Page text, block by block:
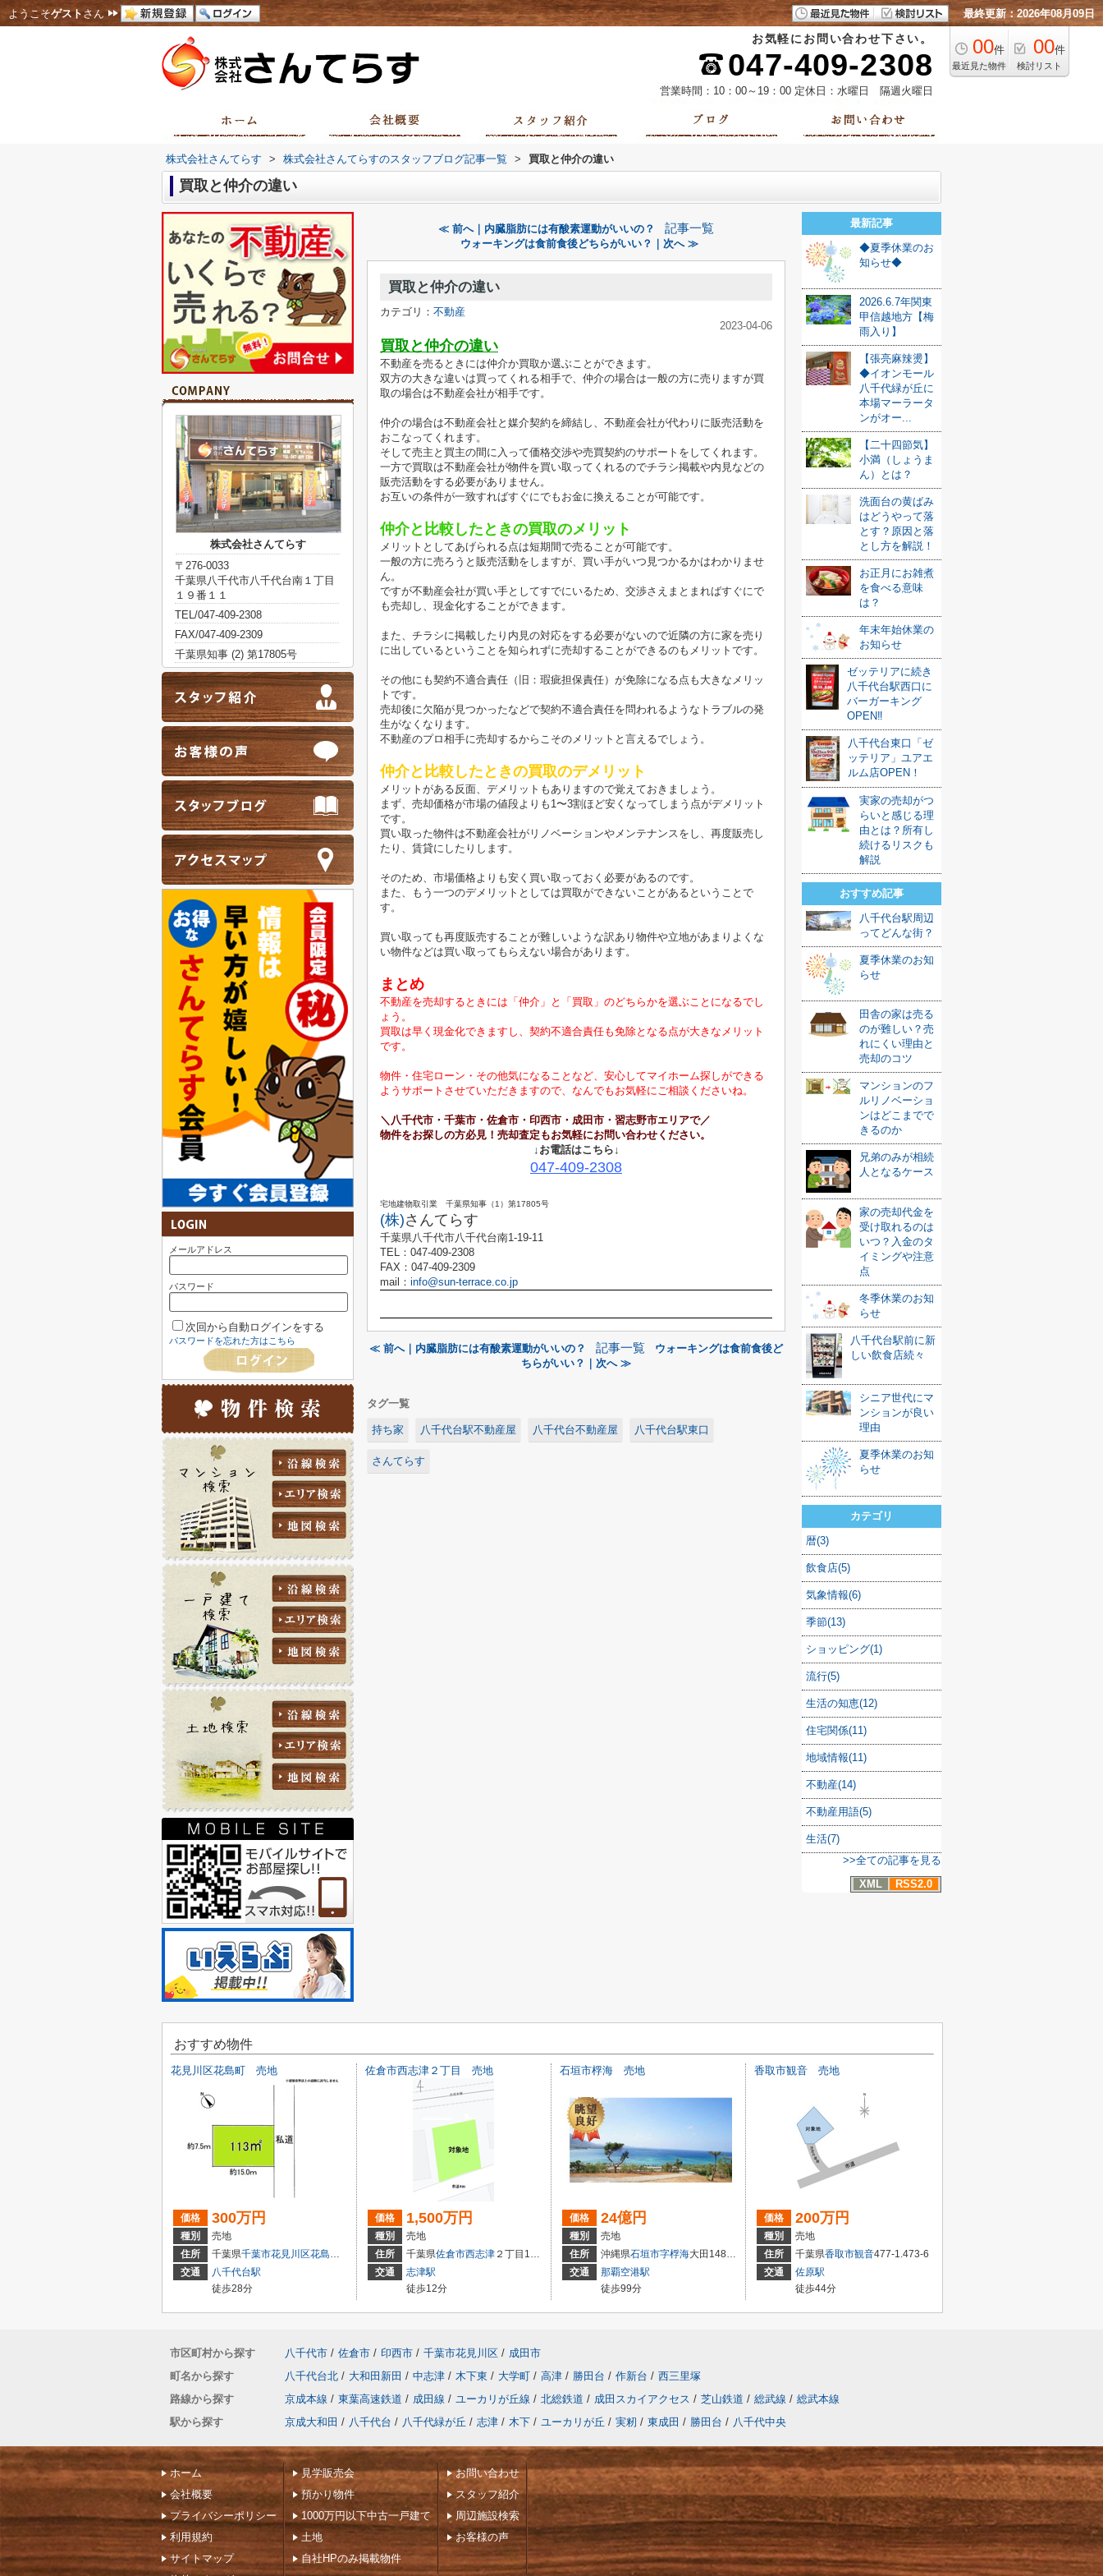
ようこそゲストさん 最終更新：2026年08月09日
お気軽にお問い合わせ下さい。
047-409-2308
営業時間：10：00～19：00 定休日：水曜日 隔週火曜日
00件
最近見た物件
00件
検討リスト
株式会社さんてらす > 株式会社さんてらすのスタッフブログ記事一覧 > 買取と仲介の違い
買取と仲介の違い
≪ 前へ｜内臓脂肪には有酸素運動がいいの？ 記事一覧
ウォーキングは食前食後どちらがいい？｜次へ ≫
買取と仲介の違い
カテゴリ： 不動産
2023-04-06
買取と仲介の違い
不動産を売るときには仲介か買取か選ぶことができます。
双方の大きな違いは買ってくれる相手で、仲介の場合は一般の方に売りますが買
取の場合は不動産会社が相手です。
仲介の場合は不動産会社と媒介契約を締結し、不動産会社が代わりに販売活動を
おこなってくれます。
そして売主と買主の間に入って価格交渉や売買契約のサポートをしてくれます。
一方で買取は不動産会社が物件を買い取ってくれるのでチラシ掲載や内見などの
販売活動をする必要がありません。
お互いの条件が一致すればすぐにでもお金に換えることが可能です。
仲介と比較したときの買取のメリット
メリットとしてあげられる点は短期間で売ることが可能です。
一般の方に売ろうと販売活動をしますが、買い手がいつ見つかるかはわかりませ
ん。
ですが不動産会社が買い手としてすでにいるため、交渉さえまとまればすぐにで
も売却し、現金化することができます。
また、チラシに掲載したり内見の対応をする必要がないので近隣の方に家を売り
に出しているということを知られずに売却することができるのもメリットです。
その他にも契約不適合責任（旧：瑕疵担保責任）が免除になる点も大きなメリッ
トです。
売却後に欠陥が見つかったなどで契約不適合責任を問われるようなトラブルの発
生がなくなります。
不動産のプロ相手に売却するからこそのメリットと言えるでしょう。
仲介と比較したときの買取のデメリット
メリットがある反面、デメリットもありますので覚えておきましょう。
まず、売却価格が市場の値段よりも1〜3割ほど安くなってしまう点がデメリット
です。
買い取った物件は不動産会社がリノベーションやメンテナンスをし、再度販売し
たり、賃貸にしたりします。
そのため、市場価格よりも安く買い取っておく必要があるのです。
また、もう一つのデメリットとしては買取ができないことがあるということで
す。
買い取っても再度販売することが難しいような訳あり物件や立地があまりよくな
い物件などは買い取ってもらえない場合があります。
まとめ
不動産を売却するときには「仲介」と「買取」のどちらかを選ぶことになるでし
ょう。
買取は早く現金化できますし、契約不適合責任も免除となる点が大きなメリット
です。
物件・住宅ローン・その他気になることなど、安心してマイホーム探しができる
ようサポートさせていただきますので、なんでもお気軽にご相談 くださいね。
＼八千代市 ・千葉市・佐倉市・印西市・成田市・習志野市エリアで／
物件をお探しの方必見！売却査定もお気軽にお問い合わせください。
↓お電話はこちら↓
047-409-2308
宅地建物取引業 千葉県知事（1）第17805号
(株)さんてらす
千葉県八千代市八千代台南1-19-11
TEL：047-409-2308
FAX：047-409-2309
mail： info@sun-terrace.co.jp
≪ 前へ｜内臓脂肪には有酸素運動がいいの？ 記事一覧
ウォーキングは食前食後ど
ちらがいい？｜次へ ≫
タグ一覧
持ち家 八千代台駅不動産屋 八千代台不動産屋 八千代台駅東口
さんてらす
最新記事
◆夏季休業のお
知らせ◆
2026.6.7年関東
甲信越地方【梅
雨入り】
【張亮麻辣燙】
◆イオンモール
八千代緑が丘に
本場マーラータ
ンがオー...
【二十四節気】
小満（しょうま
ん）とは？
洗面台の黄ばみ
はどうやって落
とす？原因と落
とし方を解説！
お正月にお雑煮
を食べる意味
は？
年末年始休業の
お知らせ
ゼッテリアに続き
八千代台駅西口に
バーガーキング
OPEN‼
八千代台東口「ゼ
ッテリア」ユアエ
ルム店OPEN！
実家の売却がつ
らいと感じる理
由とは？所有し
続けるリスクも
解説
おすすめ記事
八千代台駅周辺
ってどんな街？
夏季休業のお知
らせ
田舎の家は売る
のが難しい？売
れにくい理由と
売却のコツ
マンションのフ
ルリノベーショ
ンはどこまでで
きるのか
兄弟のみが相続
人となるケース
家の売却代金を
受け取れるのは
いつ？入金のタ
イミングや注意
点
冬季休業のお知
らせ
八千代台駅前に新
しい飲食店続々
シニア世代にマ
ンションが良い
理由
夏季休業のお知
らせ
カテゴリ
暦(3)
飲食店(5)
気象情報(6)
季節(13)
ショッピング(1)
流行(5)
生活の知恵(12)
住宅関係(11)
地域情報(11)
不動産(14)
不動産用語(5)
生活(7)
>>全ての記事を見る
XML
RSS2.0
株式会社さんてらす
〒276-0033
千葉県八千代市八千代台南１丁目
１９番１１
TEL/047-409-2308
FAX/047-409-2309
千葉県知事 (2) 第17805号
メールアドレス
パスワード
次回から自動ログインをする
パスワードを忘れた方はこちら
おすすめ物件
花見川区花島町 売地
価格 300万円
種別
売地
住所
千葉県千葉市花見川区花島町
407-45
交通
八千代台駅
徒歩28分
佐倉市西志津２丁目 売地
価格 1,500万円
種別
売地
住所
千葉県佐倉市西志津 ２丁目14-5
交通
志津駅
徒歩12分
石垣市桴海 売地
価格 24億円
種別
売地
住所
沖縄県石垣市字桴海大田148番137.他35筆
交通
那覇空港駅
徒歩99分
香取市観音 売地
価格 200万円
種別
売地
住所
千葉県香取市観音477-1.473-6
交通
佐原駅
徒歩44分
市区町村から探す 八千代市 / 佐倉市 / 印西市 / 千葉市花見川区 / 成田市
町名から探す
八千代台北 / 大和田新田 / 中志津 / 木下東 / 大学町 / 高津 / 勝田台 / 作新台 / 西三里塚
路線から探す
京成本線 / 東葉高速鉄道 / 成田線 / ユーカリが丘線 / 北総鉄道 / 成田スカイアクセス / 芝山鉄道 / 総武線 / 総武本線
駅から探す
京成大和田 / 八千代台 / 八千代緑が丘 / 志津 / 木下 / ユーカリが丘 / 実籾 / 東成田 / 勝田台 / 八千代中央
ホーム
会社概要
プライバシーポリシー
利用規約
サイトマップ
見学販売会
預かり物件
1000万円以下中古一戸建て
土地
自社HPのみ掲載物件
お問い合わせ
スタッフ紹介
周辺施設検索
お客様の声